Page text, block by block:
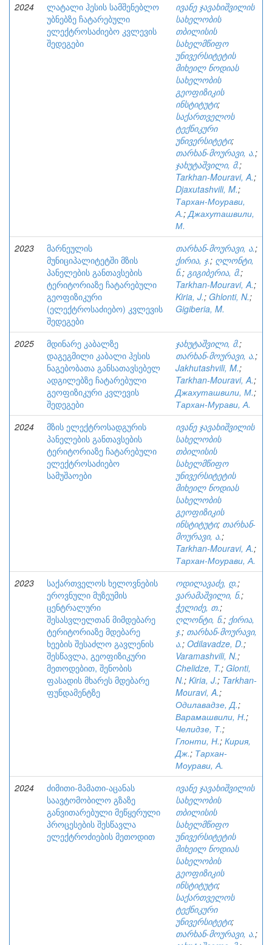
2024
ლატალი ჰესის სამშენებლო
უბნებზე ჩატარებული
ელექტროსაძიებო კვლევის
შედეგები
ივანე ჯავახიშვილის
სახელობის
თბილისის
სახელმწიფო
უნივერსიტეტის
მიხეილ ნოდიას
სახელობის
გეოფიზიკის
ინსტიტუტი;
საქართველოს
ტექნიკური
უნივერსიტეტი;
თარხან-მოურავი, ა.;
ჯახუტაშვილი, მ.;
Tarkhan-Mouravi, A.;
Djaxutashvili, M.;
Тархан-Моурави,
А.;Джахуташвили,
М.
2023
მარნეულის
მუნიციპალიტეტში მზის
პანელების განთავსების
ტერიტორიაზე ჩატარებული
გეოფიზიკური
(ელექტროსაძიებო) კვლევის
შედეგები
თარხან-მოურავი, ა.;
ქირია, ჯ.; ღლონტი,
ნ.; გიგიბერია, მ.;
Tarkhan-Mouravi, A.;
Kiria, J.; Ghlonti, N.;
Gigiberia, M.
2025
მდინარე კაბალზე
დაგეგმილი კაბალი ჰესის
ნაგებობათა განსათავსებელ
ადგილებზე ჩატარებული
გეოფიზიკური კვლევის
შედეგები
ჯახუტაშვილი, მ.;
თარხან-მოურავი, ა.;
Jakhutashvili, M.;
Tarkhan-Mouravi, A.;
Джахуташвили, М.;
Тархан-Мурави, А.
2024
მზის ელექტროსადგურის
პანელების განთავსების
ტერიტორიაზე ჩატარებული
ელექტროსაძიებო
სამუშაოები
ივანე ჯავახიშვილის
სახელობის
თბილისის
სახელმწიფო
უნივერსიტეტის
მიხეილ ნოდიას
სახელობის
გეოფიზიკის
ინსტიტუტი; თარხან-
მოურავი, ა.;
Tarkhan-Mouravi, A.;
Тархан-Моурави, А.
2023
საქართველოს ხელოვნების
ეროვნული მუზეუმის
ცენტრალური
შესასვლელთან მიმდებარე
ტერიტორიაზე მდებარე
ხეების შესაძლო გავლენის
შესწავლა, გეოფიზიკური
მეთოდებით, შენობის
ფასადის მხარეს მდებარე
ფუნდამენტზე
ოდილავაძე, დ.;
ვარამაშვილი, ნ.;
ჭელიძე, თ.;
ღლონტი, ნ.; ქირია,
ჯ.; თარხან-მოურავი,
ა.; Odilavadze, D.;
Varamashvili, N.;
Chelidze, T.; Glonti,
N.; Kiria, J.; Tarkhan-
Mouravi, A.;
Одилавадзе, Д.;
Варамашвили, Н.;
Челидзе, Т.;
Глонти, Н.; Кирия,
Дж.; Тархан-
Моурави, А.
2024
ძიმითი-მამათი-აცანას
საავტომობილო გზაზე
განვითარებული მეწყერული
პროცესების შესწავლა
ელექტროძიების მეთოდით
ივანე ჯავახიშვილის
სახელობის
თბილისის
სახელმწიფო
უნივერსიტეტის
მიხეილ ნოდიას
სახელობის
გეოფიზიკის
ინსტიტუტი;
საქართველოს
ტექნიკური
უნივერსიტეტი;
თარხან-მოურავი, ა.;